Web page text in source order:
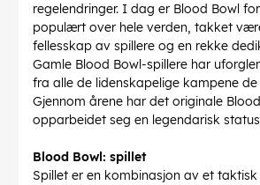
regelendringer. I dag er Blood Bowl
populært over hele verden, takket
fellesskap av spillere og en rekke
Gamle Blood Bowl-spillere har
fra alle de lidenskapelige kampene de
Gjennom årene har det originale
opparbeidet seg en legendarisk
Blood Bowl: spillet
Spillet er en kombinasjon av et